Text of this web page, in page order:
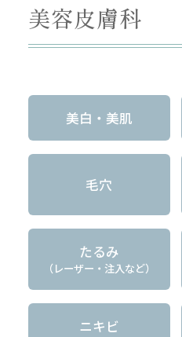
美容皮膚科
美白・美肌
毛穴
たるみ
（レーザー・注入など）
ニキビ